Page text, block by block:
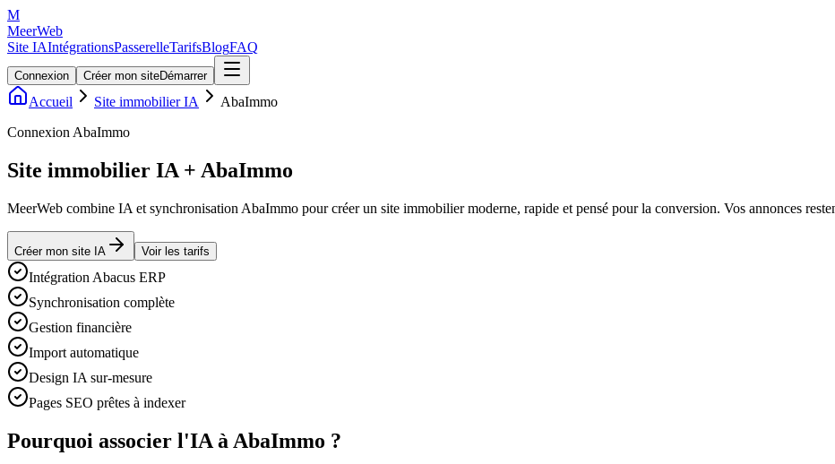
M
MeerWeb
Site IAIntégrationsPasserelleTarifsBlogFAQ
Connexion Créer mon siteDémarrer
Accueil Site immobilier IA
AbaImmo
Connexion AbaImmo
Site immobilier IA + AbaImmo
MeerWeb combine IA et synchronisation AbaImmo pour créer un site immobilier moderne, rapide et pensé pour la conversion. Vos annonces
Créer mon site IA Voir les tarifs
Intégration Abacus ERP
Synchronisation complète
Gestion financière
Import automatique
Design IA sur-mesure
Pages SEO prêtes à indexer
Pourquoi associer l'IA à AbaImmo ?